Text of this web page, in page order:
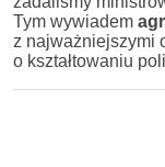
Tym wywiadem
z najważniejszymi
o kształtowaniu